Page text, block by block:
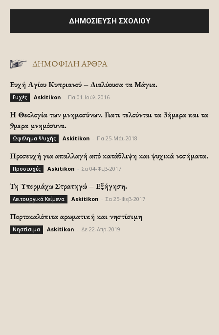
ΔΗΜΟΦΙΛΗ ΑΡΘΡΑ
Ευχή Αγίου Κυπριανού – Διαλύουσα τα Μάγια.
Ευχές Askitikon Πα 01-Ιούλ-2016
H Θεολογία των μνημοσύνων. Γιατι τελούνται τα 3ήμερα και τα
9μερα μνημόσυνα.
Ωφέλημα Ψυχής Askitikon Πα 25-Μάι-2018
Προσευχή για απαλλαγή από κατάθλιψη και ψυχικά νοσήματα.
Προσευχές Askitikon Σα 04-Φεβ-2017
Τη Υπερμάχω Στρατηγώ – Εξήγηση.
Λειτουργικά Κείμενα Askitikon Σα 25-Φεβ-2017
Πορτοκαλόπιτα αρωματική και νηστίσιμη
Νηστίσιμα Askitikon Δε 22-Απρ-2019